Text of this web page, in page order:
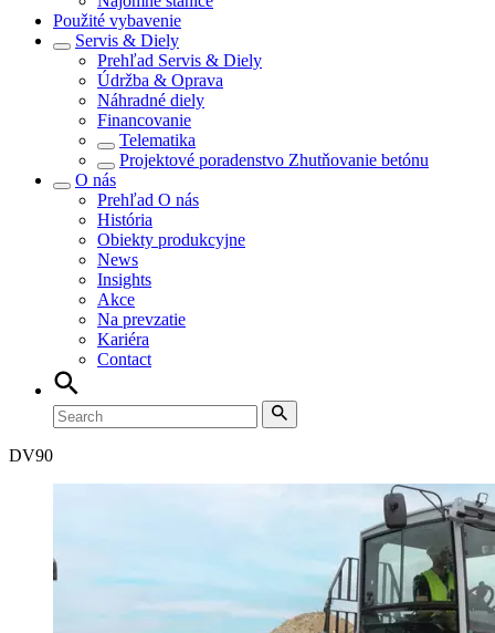
Použité vybavenie
Servis & Diely
Prehľad Servis & Diely
Údržba & Oprava
Náhradné diely
Financovanie
Telematika
Projektové poradenstvo Zhutňovanie betónu
O nás
Prehľad O nás
História
Obiekty produkcyjne
News
Insights
Akce
Na prevzatie
Kariéra
Contact
DV90